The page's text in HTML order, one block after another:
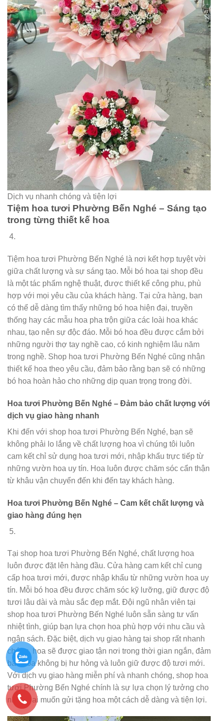
Dịch vụ nhanh chóng và tiện lợi
Tiệm hoa tươi Phường Bến Nghé – Sáng tạo
trong từng thiết kế hoa
Tiệm hoa tươi Phường Bến Nghé là nơi kết hợp tuyệt vời
giữa chất lượng và sự sáng tạo. Mỗi bó hoa tại shop đều
là một tác phẩm nghệ thuật, được thiết kế công phu, phù
hợp với mọi yêu cầu của khách hàng. Tại cửa hàng, bạn
có thể dễ dàng tìm thấy những bó hoa hiện đại, truyền
thống hay các mẫu hoa pha trộn giữa các loài hoa khác
nhau, tạo nên sự độc đáo. Mỗi bó hoa đều được cắm bởi
những người thợ tay nghề cao, có kinh nghiệm lâu năm
trong nghề. Shop hoa tươi Phường Bến Nghé cũng nhận
thiết kế hoa theo yêu cầu, đảm bảo rằng bạn sẽ có những
bó hoa hoàn hảo cho những dịp quan trọng trong đời.
Hoa tươi Phường Bến Nghé – Đảm bảo chất lượng với
dịch vụ giao hàng nhanh
Khi đến với shop hoa tươi Phường Bến Nghé, bạn sẽ
không phải lo lắng về chất lượng hoa vì chúng tôi luôn
cam kết chỉ sử dụng hoa tươi mới, nhập khẩu trực tiếp từ
những vườn hoa uy tín. Hoa luôn được chăm sóc cẩn thận
từ khâu vận chuyển đến khi đến tay khách hàng.
Hoa tươi Phường Bến Nghé – Cam kết chất lượng và
giao hàng đúng hẹn
Tại shop hoa tươi Phường Bến Nghé, chất lượng hoa
luôn được đặt lên hàng đầu. Cửa hàng cam kết chỉ cung
cấp hoa tươi mới, được nhập khẩu từ những vườn hoa uy
tín. Mỗi bó hoa đều được chăm sóc kỹ lưỡng, giữ được độ
tươi lâu dài và màu sắc đẹp mắt. Đội ngũ nhân viên tại
shop hoa tươi Phường Bến Nghé luôn sẵn sàng tư vấn
nhiệt tình, giúp bạn lựa chọn hoa phù hợp với nhu cầu và
ngân sách. Đặc biệt, dịch vụ giao hàng tại shop rất nhanh
chóng, hoa sẽ được giao tận nơi trong thời gian ngắn, đảm
bảo hoa không bị hư hỏng và luôn giữ được độ tươi mới.
Với dịch vụ giao hàng miễn phí và nhanh chóng, shop hoa
tươi Phường Bến Nghé chính là sự lựa chọn lý tưởng cho
những ai muốn gửi tặng hoa một cách dễ dàng và tiện lợi.